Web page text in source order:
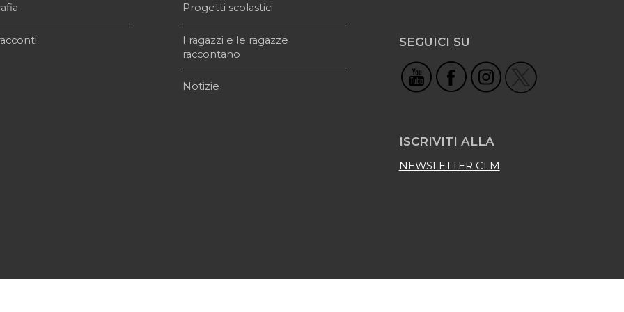
Progetti scolastici
I ragazzi e le ragazze
raccontano
Notizie
SEGUICI SU
ISCRIVITI ALLA
NEWSLETTER CLM